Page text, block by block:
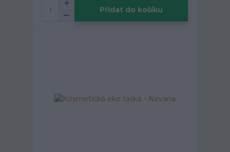
Přidat do košíku